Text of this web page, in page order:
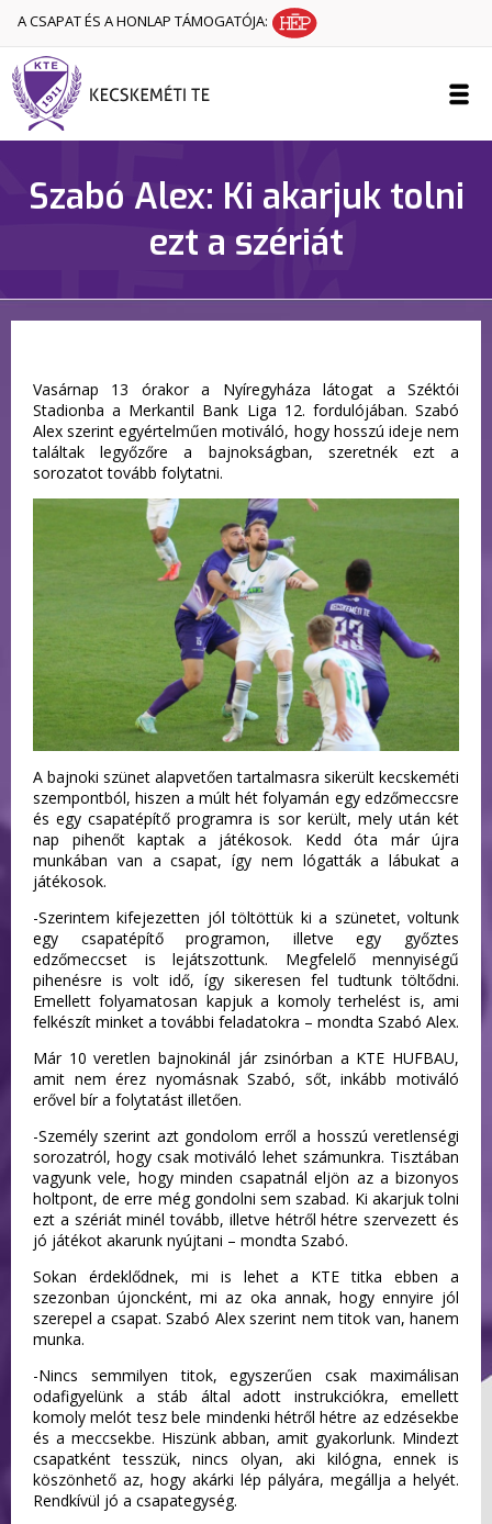
A CSAPAT ÉS A HONLAP TÁMOGATÓJA:
Szabó Alex: Ki akarjuk tolni
ezt a szériát
Vasárnap 13 órakor a Nyíregyháza látogat a Széktói
Stadionba a Merkantil Bank Liga 12. fordulójában. Szabó
Alex szerint egyértelműen motiváló, hogy hosszú ideje nem
találtak legyőzőre a bajnokságban, szeretnék ezt a
sorozatot tovább folytatni.
A bajnoki szünet alapvetően tartalmasra sikerült kecskeméti
szempontból, hiszen a múlt hét folyamán egy edzőmeccsre
és egy csapatépítő programra is sor került, mely után két
nap pihenőt kaptak a játékosok. Kedd óta már újra
munkában van a csapat, így nem lógatták a lábukat a
játékosok.
-Szerintem kifejezetten jól töltöttük ki a szünetet, voltunk
egy csapatépítő programon, illetve egy győztes
edzőmeccset is lejátszottunk. Megfelelő mennyiségű
pihenésre is volt idő, így sikeresen fel tudtunk töltődni.
Emellett folyamatosan kapjuk a komoly terhelést is, ami
felkészít minket a további feladatokra – mondta Szabó Alex.
Már 10 veretlen bajnokinál jár zsinórban a KTE HUFBAU,
amit nem érez nyomásnak Szabó, sőt, inkább motiváló
erővel bír a folytatást illetően.
-Személy szerint azt gondolom erről a hosszú veretlenségi
sorozatról, hogy csak motiváló lehet számunkra. Tisztában
vagyunk vele, hogy minden csapatnál eljön az a bizonyos
holtpont, de erre még gondolni sem szabad. Ki akarjuk tolni
ezt a szériát minél tovább, illetve hétről hétre szervezett és
jó játékot akarunk nyújtani – mondta Szabó.
Sokan érdeklődnek, mi is lehet a KTE titka ebben a
szezonban újoncként, mi az oka annak, hogy ennyire jól
szerepel a csapat. Szabó Alex szerint nem titok van, hanem
munka.
-Nincs semmilyen titok, egyszerűen csak maximálisan
odafigyelünk a stáb által adott instrukciókra, emellett
komoly melót tesz bele mindenki hétről hétre az edzésekbe
és a meccsekbe. Hiszünk abban, amit gyakorlunk. Mindezt
csapatként tesszük, nincs olyan, aki kilógna, ennek is
köszönhető az, hogy akárki lép pályára, megállja a helyét.
Rendkívül jó a csapategység.